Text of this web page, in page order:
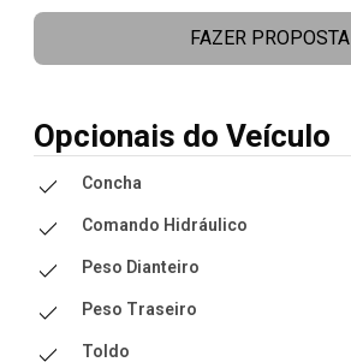
FAZER PROPOSTA
Opcionais do Veículo
Concha
Comando Hidráulico
Peso Dianteiro
Peso Traseiro
Toldo